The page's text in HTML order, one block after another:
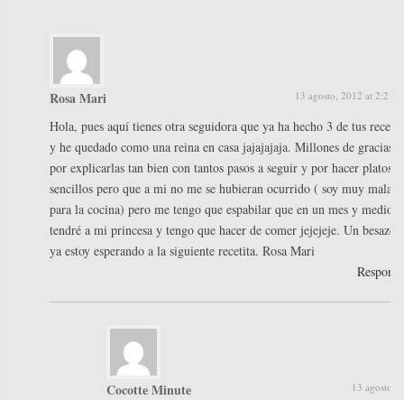
Rosa Mari 13 agosto, 2012 at 2:21
Hola, pues aquí tienes otra seguidora que ya ha hecho 3 de tus recetas
y he quedado como una reina en casa jajajajaja. Millones de gracias
por explicarlas tan bien con tantos pasos a seguir y por hacer platos
sencillos pero que a mi no me se hubieran ocurrido ( soy muy mala
para la cocina) pero me tengo que espabilar que en un mes y medio
tendré a mi princesa y tengo que hacer de comer jejejeje. Un besazo
ya estoy esperando a la siguiente recetita. Rosa Mari
Cocotte Minute 13 agosto,